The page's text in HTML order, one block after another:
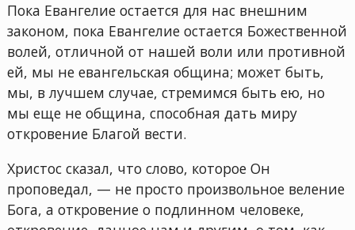
Пока Евангелие остается для нас внешним
законом, пока Евангелие остается Божественной
волей, отличной от нашей воли или противной
ей, мы не евангельская община; может быть,
мы, в лучшем случае, стремимся быть ею, но
мы еще не община, способная дать миру
откровение Благой вести.
Христос сказал, что слово, которое Он
проповедал, — не просто произвольное веление
Бога, а откровение о подлинном человеке,